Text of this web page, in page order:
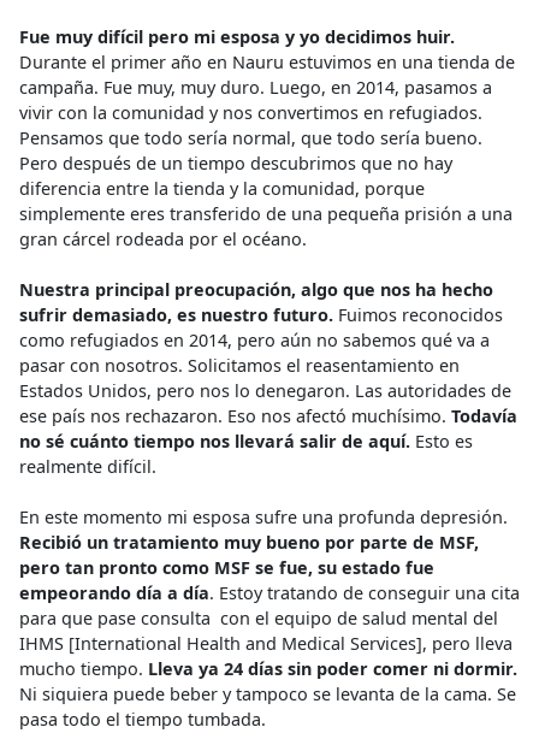
Fue muy difícil pero mi esposa y yo decidimos huir.
Durante el primer año en Nauru estuvimos en una tienda de
campaña. Fue muy, muy duro. Luego, en 2014, pasamos a
vivir con la comunidad y nos convertimos en refugiados.
Pensamos que todo sería normal, que todo sería bueno.
Pero después de un tiempo descubrimos que no hay
diferencia entre la tienda y la comunidad, porque
simplemente eres transferido de una pequeña prisión a una
gran cárcel rodeada por el océano.
Nuestra principal preocupación, algo que nos ha hecho
sufrir demasiado, es nuestro futuro. Fuimos reconocidos
como refugiados en 2014, pero aún no sabemos qué va a
pasar con nosotros. Solicitamos el reasentamiento en
Estados Unidos, pero nos lo denegaron. Las autoridades de
ese país nos rechazaron. Eso nos afectó muchísimo. Todavía
no sé cuánto tiempo nos llevará salir de aquí. Esto es
realmente difícil.
En este momento mi esposa sufre una profunda depresión.
Recibió un tratamiento muy bueno por parte de MSF,
pero tan pronto como MSF se fue, su estado fue
empeorando día a día. Estoy tratando de conseguir una cita
para que pase consulta con el equipo de salud mental del
IHMS [International Health and Medical Services], pero lleva
mucho tiempo. Lleva ya 24 días sin poder comer ni dormir.
Ni siquiera puede beber y tampoco se levanta de la cama. Se
pasa todo el tiempo tumbada.